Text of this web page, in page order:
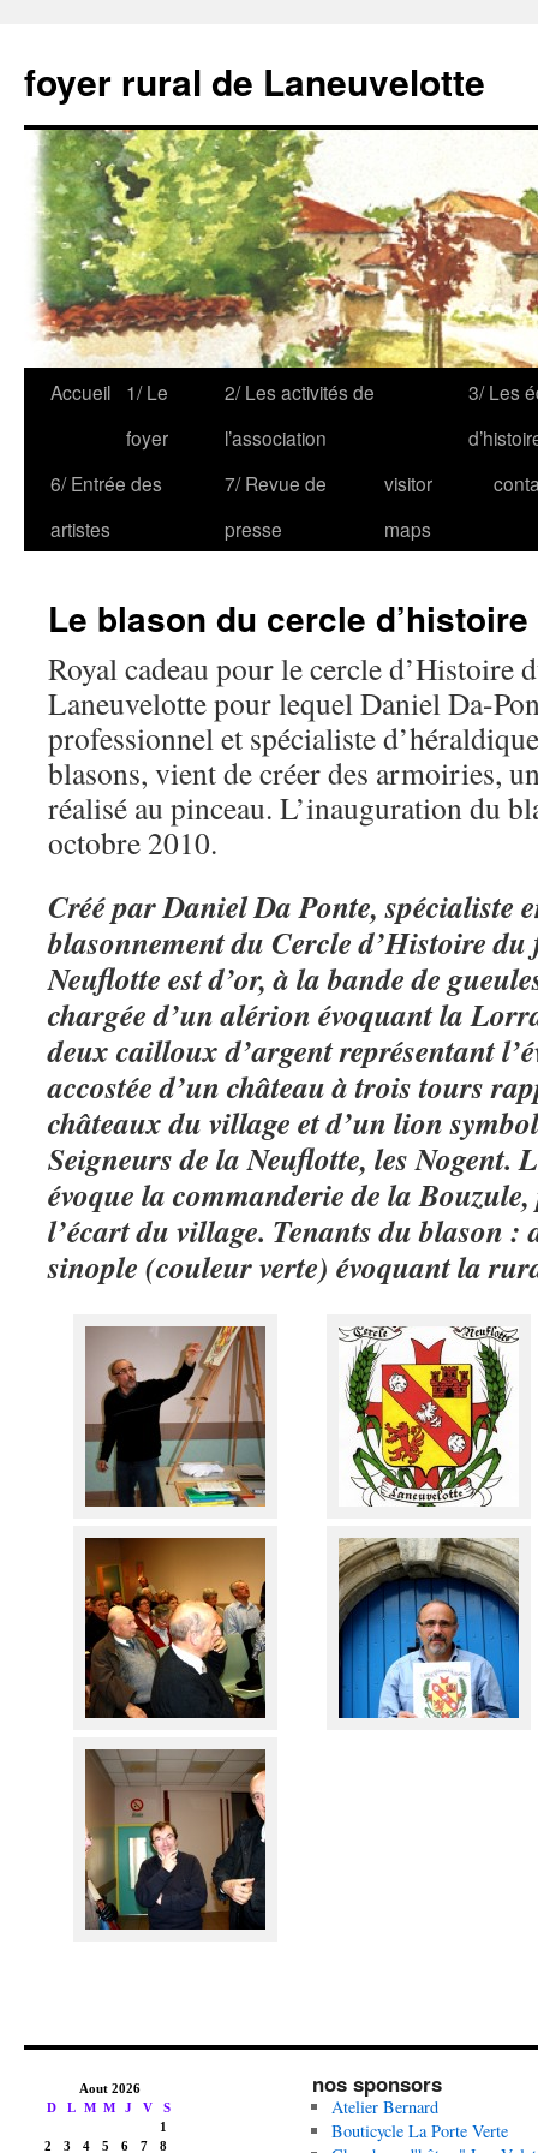
foyer rural de Laneuvelotte
Accueil
1/ Le
foyer
2/ Les activités de
l’association
3/ Les
6/ Entrée des
artistes
7/ Revue de
presse
visitor
maps
Le blason du cercle d’histoire
Royal cadeau pour le cercle d’Histoire
Laneuvelotte pour lequel Daniel Da-
professionnel et spécialiste
blasons, vient de créer des armoiries,
réalisé au pinceau. L’inauguration du
octobre 2010.
Créé par Daniel Da Ponte, spécialiste
blasonnement du Cercle d’Histoire
Neuflotte est d’or, à la bande de
chargée d’un alérion évoquant la
deux cailloux d’argent représentant
accostée d’un château à trois tours
châteaux du village et d’un lion
Seigneurs de la Neuflotte, les Nogent.
évoque la commanderie de la
l’écart du village. Tenants du blason :
sinople (couleur verte) évoquant la
nos sponsors
Atelier Bernard
Bouticycle La Porte Verte